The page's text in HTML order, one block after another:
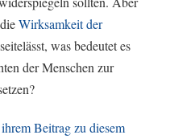
Wirksamkeit der
was bedeutet es
der Menschen zur
ihrem Beitrag zu diesem